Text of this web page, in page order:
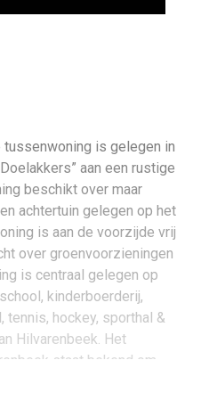
is gelegen in
aan een rustige
beschikt over maar
achtertuin gelegen op het
is aan de voorzijde vrij
over groenvoorzieningen
is centraal gelegen op
kinderboerderij,
hockey, sporthal &
Hilvarenbeek. Het
staat bekend om